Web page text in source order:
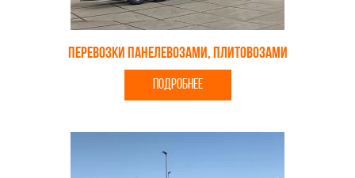
Перевозки панелевозами, плитовозами
ПОДРОБНЕЕ